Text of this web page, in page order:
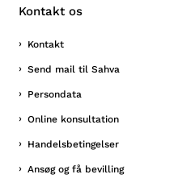
Kontakt os
Kontakt
Send mail til Sahva
Persondata
Online konsultation
Handelsbetingelser
Ansøg og få bevilling